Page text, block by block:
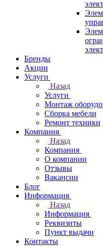
Бренды
Акции
Услуги
Назад
Услуги
Монтаж
Сборка мебели
Ремонт техники
Компания
Назад
Компания
О компании
Отзывы
Вакансии
Блог
Информация
Назад
Информация
Реквизиты
Пункт выдачи
Контакты